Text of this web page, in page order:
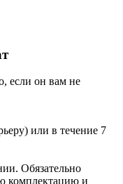
если он вам не
или в течение 7
Обязательно
комплектацию и